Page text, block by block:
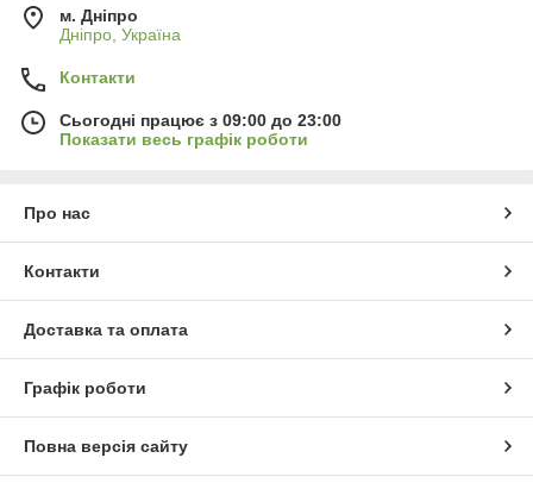
м. Дніпро
Дніпро, Україна
Контакти
Сьогодні працює з 09:00 до 23:00
Показати весь графік роботи
Про нас
Контакти
Доставка та оплата
Графік роботи
Повна версія сайту